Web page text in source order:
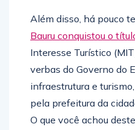
Além disso, há pouco
Bauru conquistou o
Interesse Turístico
verbas do Governo do
infraestrutura e
pela prefeitura da
O que você achou